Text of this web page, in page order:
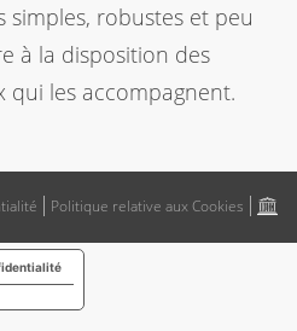
simples, robustes et peu
à la disposition des
qui les accompagnent.
Politique relative aux Cookies